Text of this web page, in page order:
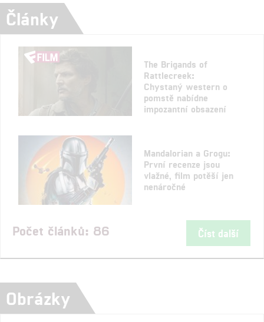
Články
The Brigands of
Rattlecreek:
Chystaný western o
pomstě nabídne
impozantní obsazení
Mandalorian a Grogu:
První recenze jsou
vlažné, film potěší jen
nenáročné
Počet článků: 86 Číst další
Obrázky